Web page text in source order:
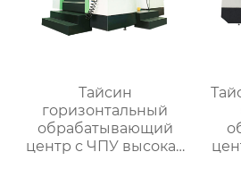
Тайсин
горизонтальный
обрабатывающий
центр с ЧПУ высокая